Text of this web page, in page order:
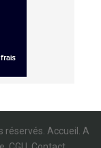
réservés. Accueil
A